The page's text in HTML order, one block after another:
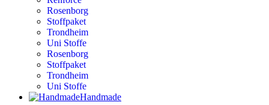
Rosenborg
Stoffpaket
Trondheim
Uni Stoffe
Rosenborg
Stoffpaket
Trondheim
Uni Stoffe
Handmade